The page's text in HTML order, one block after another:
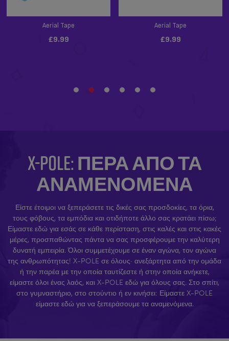
X-POLE: ΠΈΡΑ ΑΠΌ ΤΑ
ΑΝΑΜΕΝΌΜΕΝΑ
Είστε έτοιμοι να ξεπεράσετε τις δικές σας προσδοκίες, τα όρια,
τους φόβους, τα εμπόδια και οτιδήποτε άλλο σας κρατάει πίσω;
Είμαστε εδώ για εσάς σε κάθε περίσταση, στις καλές και στις κακές
μέρες, προσπαθώντας πάντα να σας προσφέρουμε την καλύτερη
δυνατή εμπειρία. Όλοι συμμετέχουμε σε έναν αγώνα, τον αγώνα
της ανθρωπότητας! X-POLE σε όλους· ανεξάρτητα από την ομάδα
ή την παρέα με την οποία ταυτίζεστε ή στην οποία ανήκετε,
είμαστε όλοι ένας λαός, και X-POLE εδώ για όλους σας. Στο σπίτι,
στο γυμναστήριο, στο στούντιο ή εν κινήσει: Είμαστε X-POLE
είμαστε εδώ για να ξεπεράσουμε τα αναμενόμενα.